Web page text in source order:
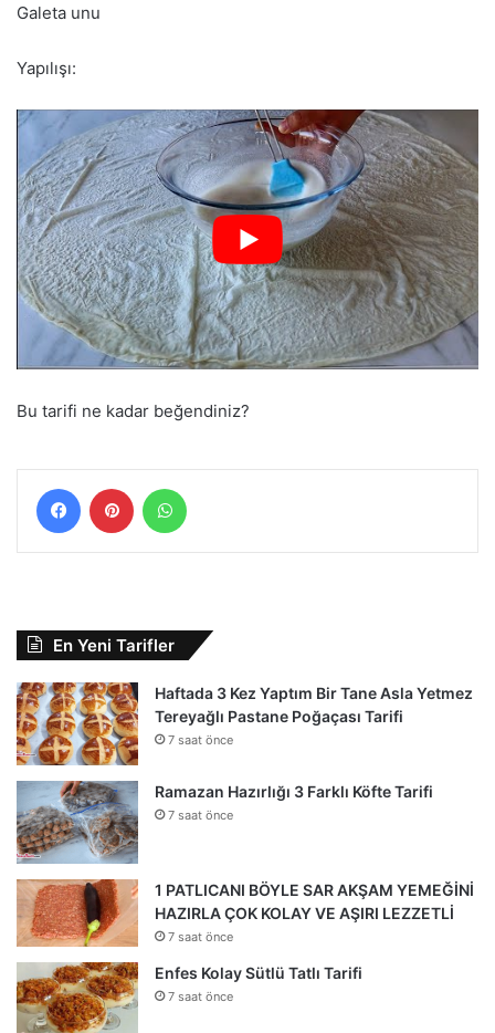
Galeta unu
Yapılışı:
Bu tarifi ne kadar beğendiniz?
FacebookPinterest
En Yeni Tarifler
Haftada 3 Kez Yaptım Bir Tane Asla Yetmez
Tereyağlı Pastane Poğaçası Tarifi
7 saat önce
Ramazan Hazırlığı 3 Farklı Köfte Tarifi
7 saat önce
1 PATLICANI BÖYLE SAR AKŞAM YEMEĞİNİ
HAZIRLA ÇOK KOLAY VE AŞIRI LEZZETLİ
7 saat önce
Enfes Kolay Sütlü Tatlı Tarifi
7 saat önce